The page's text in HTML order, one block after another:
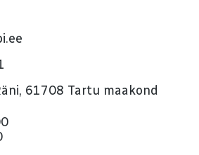
61708 Tartu maakond